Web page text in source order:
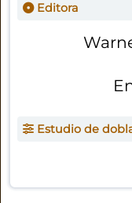
Editora
Estudio de